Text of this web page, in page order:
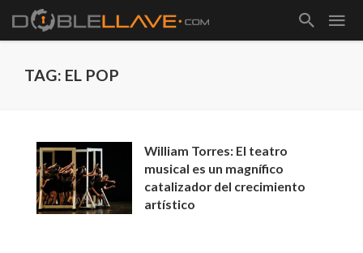
TAG: EL POP
William Torres: El teatro
musical es un magnífico
catalizador del crecimiento
artístico